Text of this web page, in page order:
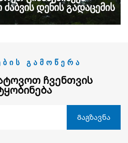
დენის გადაცემის
ᲒᲐᲛᲝᲬᲔᲠᲐ
Ჩვენთვის